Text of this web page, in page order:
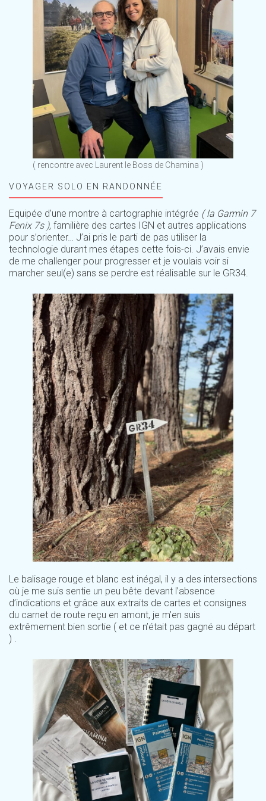
( rencontre avec Laurent le Boss de Chamina )
VOYAGER SOLO EN RANDONNÉE
Equipée d’une montre à cartographie intégrée ( la Garmin 7
Fenix 7s ), familière des cartes IGN et autres applications
pour s’orienter… J’ai pris le parti de pas utiliser la
technologie durant mes étapes cette fois-ci. J’avais envie
de me challenger pour progresser et je voulais voir si
marcher seul(e) sans se perdre est réalisable sur le GR34.
Le balisage rouge et blanc est inégal, il y a des intersections
où je me suis sentie un peu bête devant l’absence
d’indications et grâce aux extraits de cartes et consignes
du carnet de route reçu en amont, je m’en suis
extrêmement bien sortie ( et ce n’était pas gagné au départ
) .